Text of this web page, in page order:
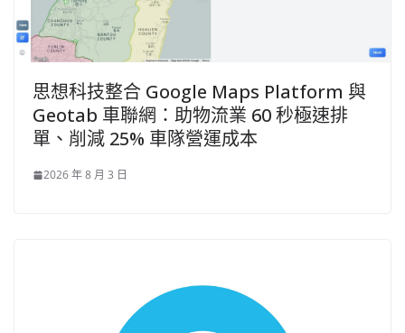
思想科技整合 Google Maps Platform 與
Geotab 車聯網：助物流業 60 秒極速排
單、削減 25% 車隊營運成本
2026 年 8 月 3 日